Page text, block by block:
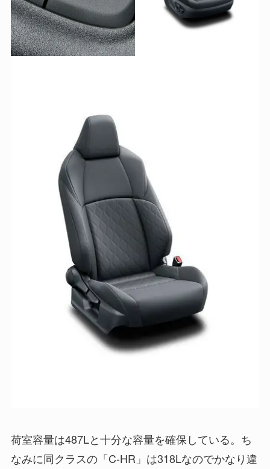
荷室容量は487Lと十分な容量を確保している。ち
なみに同クラスの「C-HR」は318Lなのでかなり違